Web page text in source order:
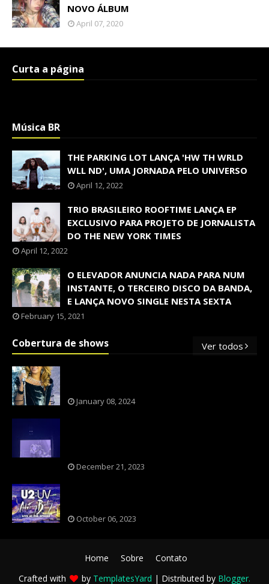
NOVO ÁLBUM
April 07, 2020
Curta a página
Música BR
THE PARKING LOT LANÇA 'HW TH WRLD
WLL ND', UMA JORNADA PELO UNIVERSO
April 12, 2022
TRIO BRASILEIRO ROOFTIME LANÇA EP
EXCLUSIVO PARA PROJETO DE JORNALISTA
DO THE NEW YORK TIMES
April 12, 2022
O ELEVADOR ANUNCIA NADA PARA NUM
INSTANTE, O TERCEIRO DISCO DA BANDA,
E LANÇA NOVO SINGLE NESTA SEXTA
February 15, 2021
Cobertura de shows Ver todos
January 08, 2024
December 21, 2023
October 06, 2023
Home Sobre
Contato
Crafted with
by TemplatesYard | Distributed by Blogger.